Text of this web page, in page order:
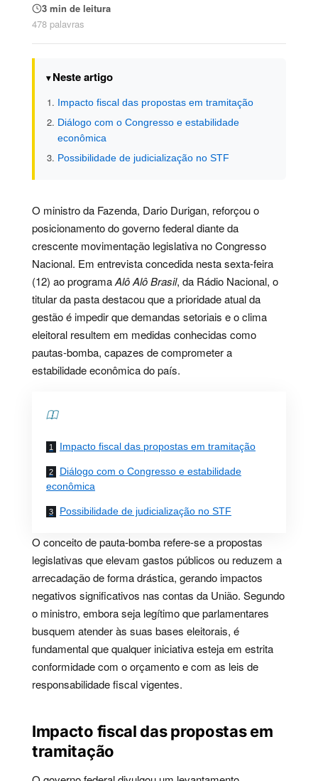
3 min de leitura
478 palavras
Neste artigo
Impacto fiscal das propostas em tramitação
Diálogo com o Congresso e estabilidade
econômica
Possibilidade de judicialização no STF
O ministro da Fazenda, Dario Durigan, reforçou o
posicionamento do governo federal diante da
crescente movimentação legislativa no Congresso
Nacional. Em entrevista concedida nesta sexta-feira
(12) ao programaAlô Alô Brasil, da Rádio Nacional, o
titular da pasta destacou que a prioridade atual da
gestão é impedir que demandas setoriais e o clima
eleitoral resultem em medidas conhecidas como
pautas-bomba, capazes de comprometer a
estabilidade econômica do país.
Impacto fiscal das propostas em tramitação
Diálogo com o Congresso e estabilidade
econômica
Possibilidade de judicialização no STF
O conceito de pauta-bomba refere-se a propostas
legislativas que elevam gastos públicos ou reduzem a
arrecadação de forma drástica, gerando impactos
negativos significativos nas contas da União. Segundo
o ministro, embora seja legítimo que parlamentares
busquem atender às suas bases eleitorais, é
fundamental que qualquer iniciativa esteja em estrita
conformidade com o orçamento e com as leis de
responsabilidade fiscal vigentes.
Impacto fiscal das propostas em
tramitação